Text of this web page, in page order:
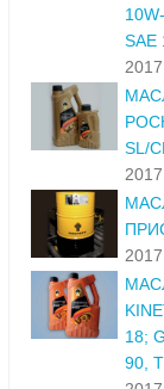
SAE
SL/
18;
90,